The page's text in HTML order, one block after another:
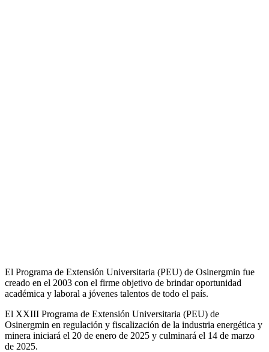
El Programa de Extensión Universitaria (PEU) de Osinergmin fue
creado en el 2003 con el firme objetivo de brindar oportunidad
académica y laboral a jóvenes talentos de todo el país.
El XXIII Programa de Extensión Universitaria (PEU) de
Osinergmin en regulación y fiscalización de la industria energética y
minera iniciará el 20 de enero de 2025 y culminará el 14 de marzo
de 2025.